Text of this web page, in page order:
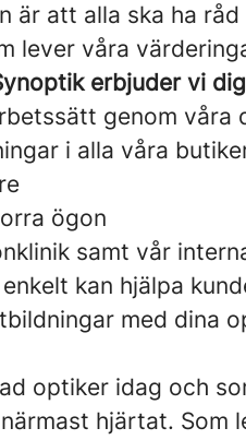
är att alla ska ha
lever våra
erbjuder vi
genom våra
i alla våra
ögon
samt vår
kan hjälpa
med dina
optiker idag och
hjärtat. Som